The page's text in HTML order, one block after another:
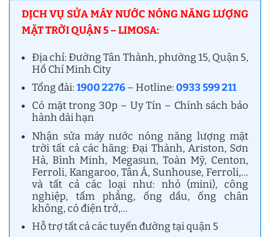
DỊCH VỤ SỬA MÁY NƯỚC NÓNG NĂNG LƯỢNG
MẶT TRỜI QUẬN 5 – LIMOSA:
Địa chỉ: Đường Tân Thành, phường 15, Quận 5,
Hồ Chí Minh City
Tổng đài:1900 2276– Hotline:0933 599 211
Có mặt trong 30p – Uy Tín – Chính sách bảo
hành dài hạn
Nhận sửa máy nước nóng năng lượng mặt
trời tất cả các hãng: Đại Thành, Ariston, Sơn
Hà, Bình Minh, Megasun, Toàn Mỹ, Centon,
Ferroli, Kangaroo, Tân Á, Sunhouse, Ferroli,…
và tất cả các loại như: nhỏ (mini), công
nghiệp, tấm phẳng, ống dầu, ống chân
không, có điện trở,…
Hỗ trợ tất cả các tuyến đường tại quận 5